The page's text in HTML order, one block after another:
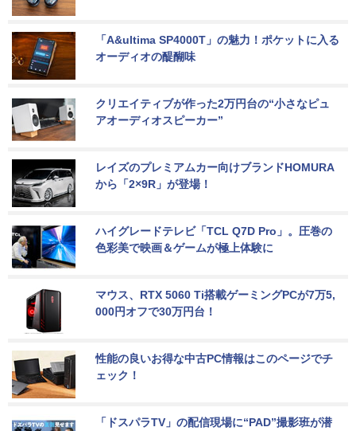
「A&ultima SP4000T」の魅力！ポケットに入る
オーディオの醍醐味
クリエイティブが作った2万円台の“小さなピュ
アオーディオスピーカー”
レイズのプレミアムカー向けブランドHOMURA
から「2×9R」が登場！
ハイグレードテレビ「TCL Q7D Pro」。圧巻の
色彩美で映画＆ゲームが極上体験に
マウス、RTX 5060 Ti搭載ゲーミングPCが7万5,
000円オフで30万円台！
性能の良いお得な中古PC情報はこのページでチ
ェック！
「ドスパラTV」の配信現場に“PAD”撮影班が潜